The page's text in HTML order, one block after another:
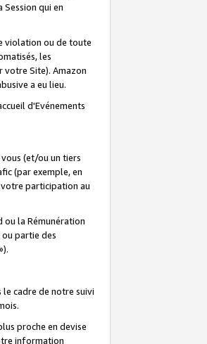
qui en
violation ou de toute
les
votre Site). Amazon
a eu lieu.
d'Evénements
(et/ou un tiers
(par exemple, en
participation au
ou la Rémunération
partie des
cadre de notre suivi
proche en devise
information